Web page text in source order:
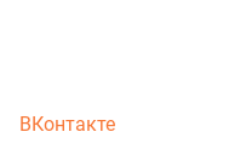
ВКонтакте